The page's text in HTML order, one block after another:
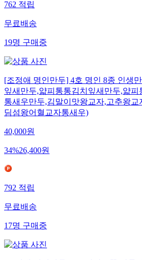
762적립
무료배송
19명구매중
[조정애 명인만두] 4호 명인 8종 인생
잎새만두,얇피통통김치잎새만두,얇
통새우만두,김말이맛왕교자,고추왕교
딤섬왕어혈교자통새우)
40,000원
34%26,400원
792적립
무료배송
17명구매중